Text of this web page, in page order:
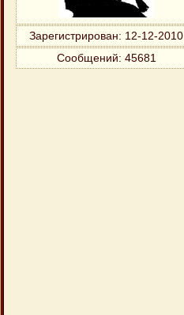
Зарегистрирован: 12-12-2010
Сообщений: 45681